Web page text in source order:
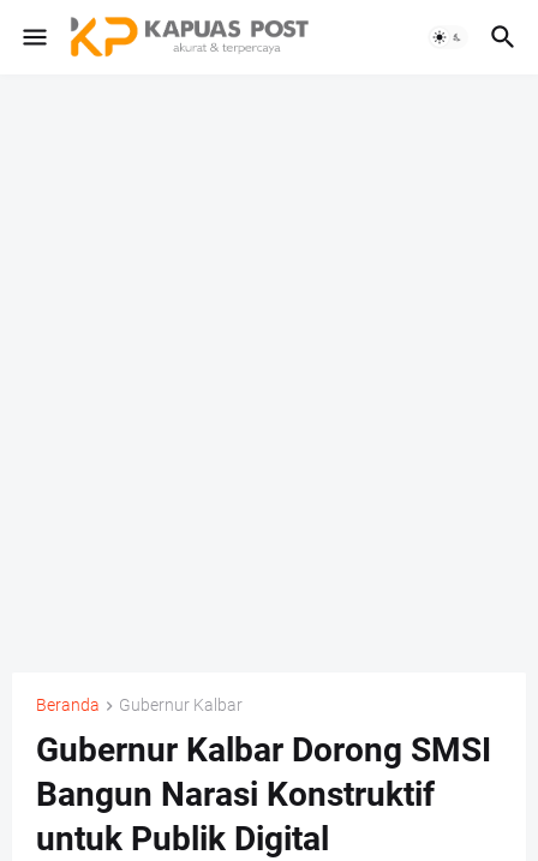
Beranda Gubernur Kalbar
Gubernur Kalbar Dorong SMSI
Bangun Narasi Konstruktif
untuk Publik Digital